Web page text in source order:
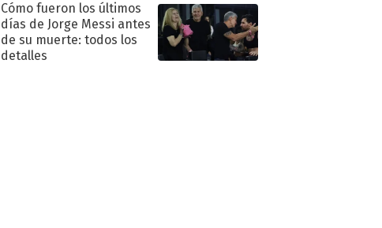
Cómo fueron los últimos
días de Jorge Messi antes
de su muerte: todos los
detalles